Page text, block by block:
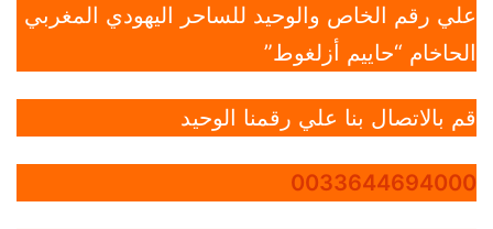
علي رقم الخاص والوحيد للساحر اليهودي المغربي
الحاخام “حاييم أزلغوط”
قم بالاتصال بنا علي رقمنا الوحيد
0033644694000